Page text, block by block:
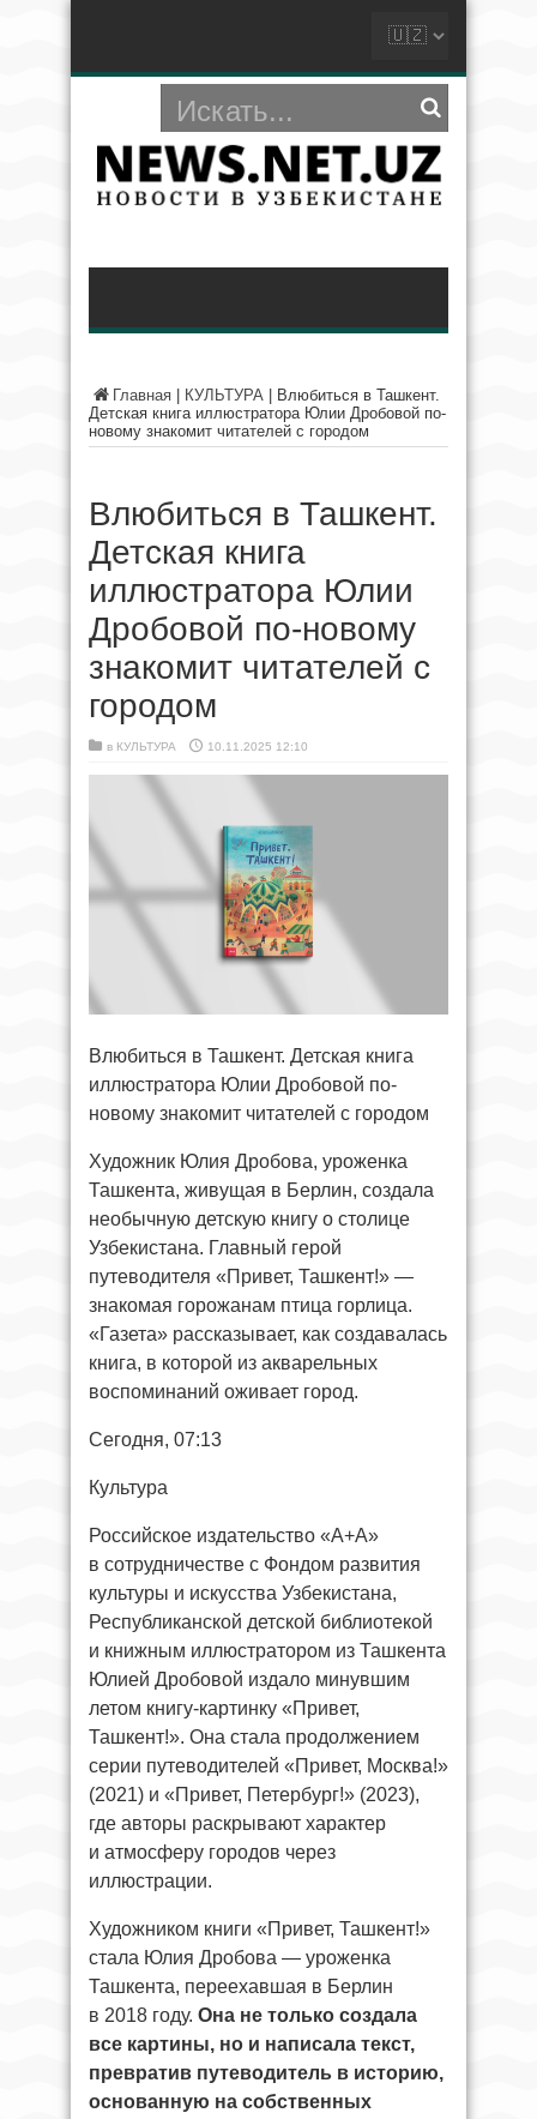
Главная КУЛЬТУРА
Влюбиться в Ташкент.
Детская книга иллюстратора Юлии Дробовой по-
новому знакомит читателей с городом
Влюбиться в Ташкент.
Детская книга
иллюстратора Юлии
Дробовой по-новому
знакомит читателей с
городом
в КУЛЬТУРА 10.11.2025 12:10
Влюбиться в Ташкент. Детская книга
иллюстратора Юлии Дробовой по-
новому знакомит читателей с городом
Художник Юлия Дробова, уроженка
Ташкента, живущая в Берлин, создала
необычную детскую книгу о столице
Узбекистана. Главный герой
путеводителя «Привет, Ташкент!» —
знакомая горожанам птица горлица.
«Газета» рассказывает, как создавалась
книга, в которой из акварельных
воспоминаний оживает город.
Сегодня, 07:13
Культура
Российское издательство «А+А»
в сотрудничестве с Фондом развития
культуры и искусства Узбекистана,
Республиканской детской библиотекой
и книжным иллюстратором из Ташкента
Юлией Дробовой издало минувшим
летом книгу-картинку «Привет,
Ташкент!». Она стала продолжением
серии путеводителей «Привет, Москва!»
(2021) и «Привет, Петербург!» (2023),
где авторы раскрывают характер
и атмосферу городов через
иллюстрации.
Художником книги «Привет, Ташкент!»
стала Юлия Дробова — уроженка
Ташкента, переехавшая в Берлин
в 2018 году. Она не только создала
все картины, но и написала текст,
превратив путеводитель в историю,
основанную на собственных